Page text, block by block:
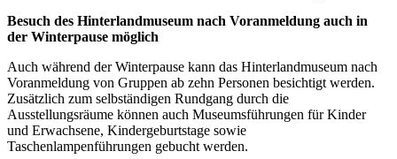
Besuch des Hinterlandmuseum nach Voranmeldung auch in
der Winterpause möglich
Auch während der Winterpause kann das Hinterlandmuseum nach
Voranmeldung von Gruppen ab zehn Personen besichtigt werden.
Zusätzlich zum selbständigen Rundgang durch die
Ausstellungsräume können auch Museumsführungen für Kinder
und Erwachsene, Kindergeburtstage sowie
Taschenlampenführungen gebucht werden.